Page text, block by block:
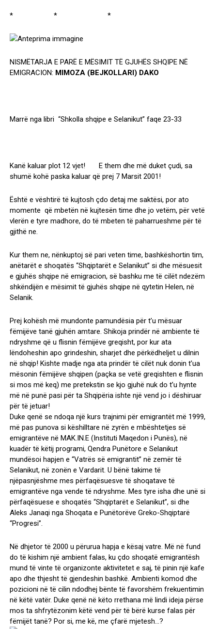
* * *
NISMËTARJA E PARË E MËSIMIT TË GJUHËS SHQIPE NË
EMIGRACION: MIMOZA (BEJKOLLARI) DAKO
Marrë nga libri “Shkolla shqipe e Selanikut” faqe 23-33
Kanë kaluar plot 12 vjet! E them dhe më duket çudi, sa
shumë kohë paska kaluar që prej 7 Marsit 2001!
Është e vështirë të kujtosh çdo detaj me saktësi, por ato
momente që mbetën në kujtesën time dhe jo vetëm, për vetë
vlerën e tyre madhore, do të mbeten të paharrueshme për të
gjithë ne.
Kur them ne, nënkuptoj së pari veten time, bashkëshortin tim,
anëtarët e shoqatës “Shqiptarët e Selanikut” si dhe mësuesit
e gjuhës shqipe në emigracion, së bashku me të cilët ndezëm
shkëndijën e mësimit të gjuhës shqipe në qytetin Helen, në
Selanik.
Prej kohësh më mundonte pamundësia për t’u mësuar
fëmijëve tanë gjuhën amtare. Shikoja prindër në ambiente të
ndryshme që u flisnin fëmijëve greqisht, por kur ata
lëndoheshin apo grindeshin, sharjet dhe përkëdheljet u dilnin
në shqip! Kishte madje nga ata prindër të cilët nuk donin t’ua
mësonin fëmijëve shqipen (paçka se vetë greqishten e flisnin
si mos më keq) me pretekstin se kjo gjuhë nuk do t’u hynte
më në punë pasi për ta Shqipëria ishte një vend jo i dëshiruar
për të jetuar!
Duke qenë se ndoqa një kurs trajnimi për emigrantët më 1999,
më pas punova si këshilltare në zyrën e mbështetjes së
emigrantëve në MAK.IN.E (Instituti Maqedon i Punës), në
kuadër të këtij programi, Qendra Punëtore e Selanikut
mundësoi hapjen e “Vatrës së emigrantit” në zemër të
Selanikut, në zonën e Vardarit. U bënë takime të
njëpasnjëshme mes përfaqësuesve të shoqatave të
emigrantëve nga vende të ndryshme. Mes tyre isha dhe unë si
përfaqësuese e shoqatës “Shqiptarët e Selanikut”, si dhe
Aleks Janaqi nga Shoqata e Punëtorëve Greko-Shqiptarë
“Progresi”.
Në dhjetor të 2000 u përurua hapja e kësaj vatre. Më në fund
do të kishim një ambient falas, ku çdo shoqatë emigrantësh
mund të vinte të organizonte aktivitetet e saj, të pinin një kafe
apo dhe thjesht të gjendeshin bashkë. Ambienti komod dhe
pozicioni në të cilin ndodhej bënte të favorshëm frekuentimin
në këtë vatër. Duke qenë në këto rrethana më lindi ideja përse
mos ta shfrytëzonim këtë vend për të bërë kurse falas për
fëmijët tanë? Por si, me kë, me çfarë mjetesh…?